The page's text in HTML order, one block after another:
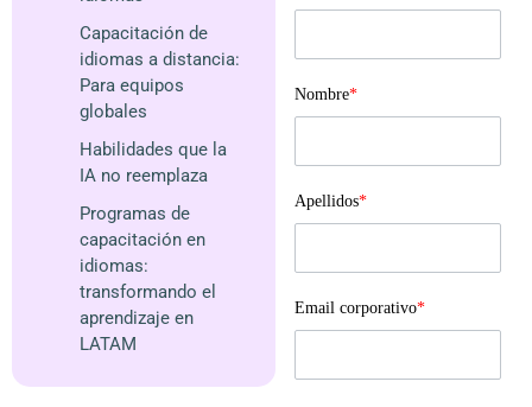
Capacitación de
idiomas a distancia:
Para equipos
globales
Habilidades que la
IA no reemplaza
Programas de
capacitación en
idiomas:
transformando el
aprendizaje en
LATAM
Nombre*
Apellidos*
Email corporativo*